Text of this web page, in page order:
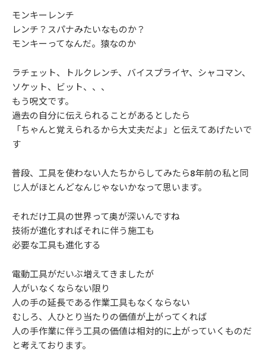
モンキーレンチ
レンチ？スパナみたいなものか？
モンキーってなんだ。猿なのか
ラチェット、トルクレンチ、バイスプライヤ、シャコマン、
ソケット、ビット、、、
もう呪文です。
過去の自分に伝えられることがあるとしたら
「ちゃんと覚えられるから大丈夫だよ」と伝えてあげたいで
す
普段、工具を使わない人たちからしてみたら8年前の私と同
じ人がほとんどなんじゃないかなって思います。
それだけ工具の世界って奥が深いんですね
技術が進化すればそれに伴う施工も
必要な工具も進化する
電動工具がだいぶ増えてきましたが
人がいなくならない限り
人の手の延長である作業工具もなくならない
むしろ、人ひとり当たりの価値が上がってくれば
人の手作業に伴う工具の価値は相対的に上がっていくものだ
と考えております。